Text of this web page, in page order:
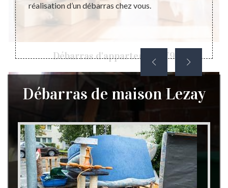
Débarras d'appartement 79
la
réalisation d’un débarras chez vous.
Débarras de maison Lezay